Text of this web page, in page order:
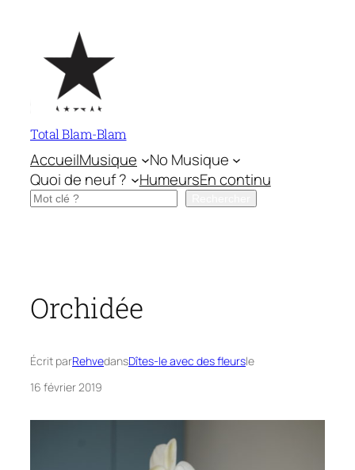
contenu
Total Blam-Blam
AccueilMusique
No Musique
Quoi de neuf ?
HumeursEn continu
Rechercher
Orchidée
Écrit parRehvedansDîtes-le avec des fleursle
16 février 2019